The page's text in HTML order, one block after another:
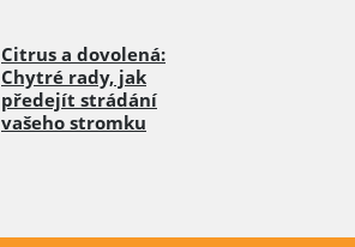
Citrus a dovolená:
Chytré rady, jak
předejít strádání
vašeho stromku